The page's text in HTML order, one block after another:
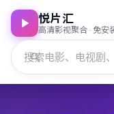
悦片汇
高清影视聚合 · 免安